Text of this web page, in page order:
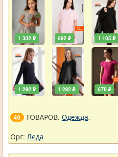
1 332 ₽
1 292 ₽
692 ₽
1 292 ₽
1 105 ₽
678 ₽
49 ТОВАРОВ. Одежда.
Орг: Леда